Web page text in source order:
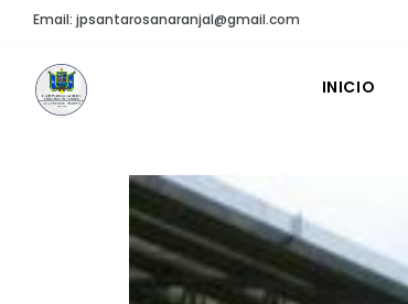
Email: jpsantarosanaranjal@gmail.com
INICIO